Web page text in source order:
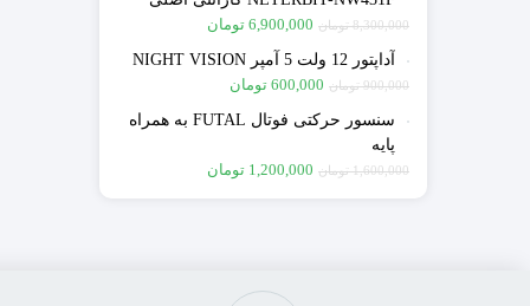
آونگ
8,300,000 تومان 6,900,000 تومان
آداپتور 12 ولت 5 آمپر NIGHT VISION
900,000 تومان 600,000 تومان
سنسور حرکتی فوتال FUTAL به همراه
پایه
1,600,000 تومان 1,200,000 تومان